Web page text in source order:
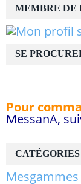
CATÉGORIES
Mesgammes
MEMBRE DE
SE
Pour
MessanA,